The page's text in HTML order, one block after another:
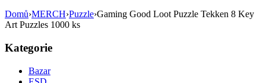
Domů›MERCH›Puzzle›Gaming Good Loot Puzzle Tekken 8 Key
Art Puzzles 1000 ks
Kategorie
Bazar